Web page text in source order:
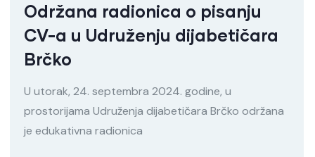
Održana radionica o pisanju
CV-a u Udruženju dijabetičara
Brčko
U utorak, 24. septembra 2024. godine, u
prostorijama Udruženja dijabetičara Brčko održana
je edukativna radionica